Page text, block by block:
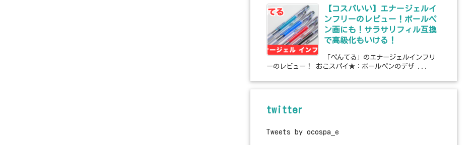
【コスパいい】エナージェルイ
ンフリーのレビュー！ボールペ
ン画にも！サラサリフィル互換
で高級化もいける！
「ぺんてる」のエナージェルインフリ
ーのレビュー！ おこスパイ★：ボールペンのデザ ...
twitter
Tweets by ocospa_e